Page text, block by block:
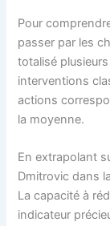
Pour
passer par les
totalisé
interventions
actions
la moyenne.
En extrapolant
Dmitrovic dans
La capacité à
indicateur